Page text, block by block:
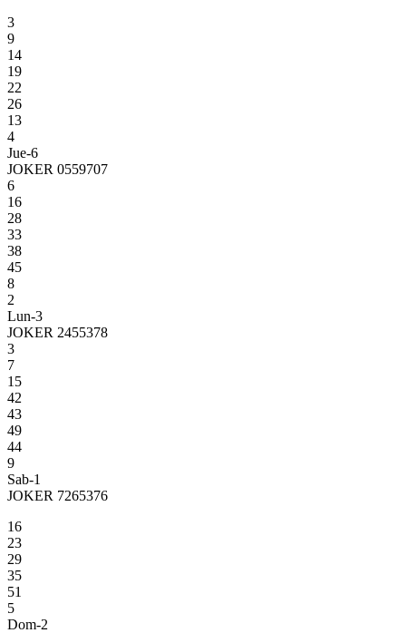
3
9
14
19
22
26
13
4
Jue-6
JOKER 0559707
6
16
28
33
38
45
8
2
Lun-3
JOKER 2455378
3
7
15
42
43
49
44
9
Sab-1
JOKER 7265376
16
23
29
35
51
5
Dom-2